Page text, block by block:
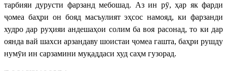
тарбияи дурусти фарзанд мебошад. Аз ин рӯ, ҳар як фарди
ҷомеа баҳри он бояд масъулият эҳсос намояд, ки фарзанди
худро дар руҳияи андешаҳои солим ба воя расонад, то ки дар
оянда вай шахси арзандаву шоистаи ҷомеа гашта, баҳри рушду
нумӯи ин сарзамини муқаддаси худ саҳм гузорад.